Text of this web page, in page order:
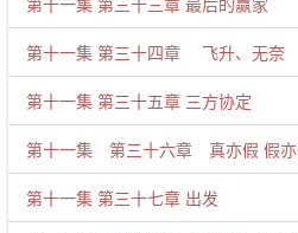
第十一集 第三十四章 飞升、无奈
第十一集 第三十五章 三方协定
第十一集 第三十六章 真亦假 假
第十一集 第三十七章 出发